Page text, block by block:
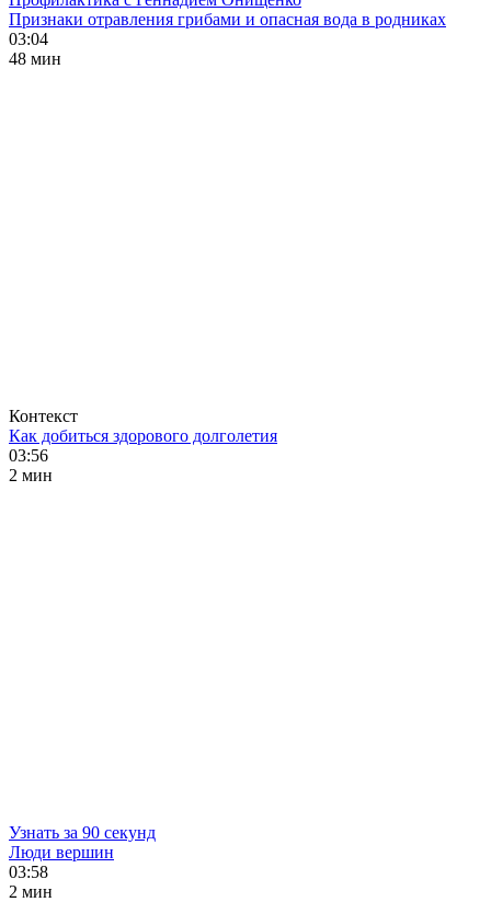
Признаки отравления грибами и опасная вода в родниках
03:04
48 мин
Контекст
Как добиться здорового долголетия
03:56
2 мин
Узнать за 90 секунд
Люди вершин
03:58
2 мин